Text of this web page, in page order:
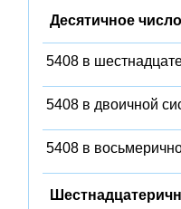
Десятичное
5408 в
5408 в двоичной
5408 в